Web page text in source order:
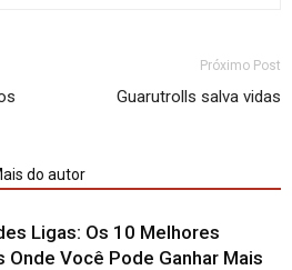
Próximo Post
Guarutrolls salva vidas
do autor
Ligas: Os 10 Melhores
Onde Você Pode Ganhar Mais